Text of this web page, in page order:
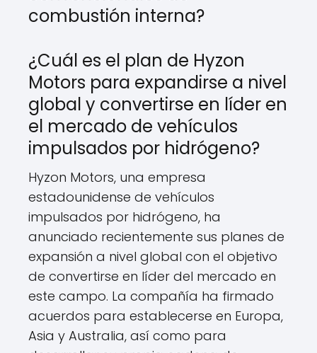
combustión interna?
¿Cuál es el plan de Hyzon
Motors para expandirse a nivel
global y convertirse en líder en
el mercado de vehículos
impulsados por hidrógeno?
Hyzon Motors, una empresa
estadounidense de vehículos
impulsados por hidrógeno, ha
anunciado recientemente sus planes de
expansión a nivel global con el objetivo
de convertirse en líder del mercado en
este campo. La compañía ha firmado
acuerdos para establecerse en Europa,
Asia y Australia, así como para